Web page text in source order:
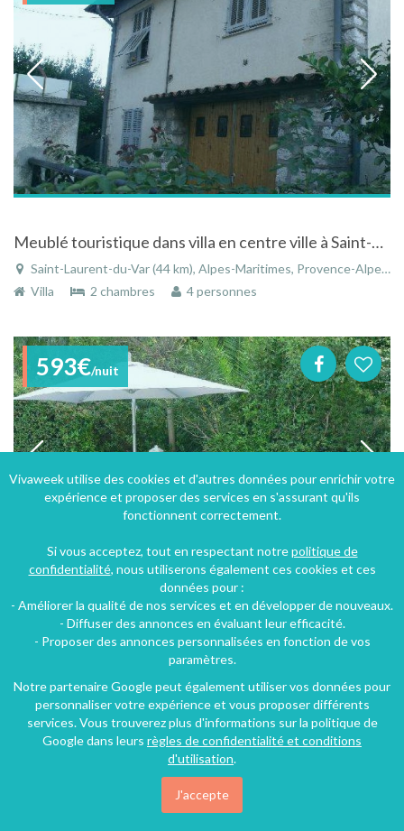
Meublé touristique dans villa en centre ville à Saint-Laurent-du-Var
Saint-Laurent-du-Var (44 km), Alpes-Maritimes, Provence-Alpes-Côte d'Azur, France
Villa
2 chambres 4 personnes
593€/nuit
Menton (44 km), Alpes-Maritimes, Provence-Alpes-Côte d'Azur, France
378€
Vivaweek utilise des cookies et d'autres données pour enrichir votre
expérience et proposer des services en s'assurant qu'ils
fonctionnent correctement.
Si vous acceptez, tout en respectant notrepolitique de
confidentialité, nous utiliserons également ces cookies et ces
données pour :
- Améliorer la qualité de nos services et en développer de nouveaux.
- Diffuser des annonces en évaluant leur efficacité.
- Proposer des annonces personnalisées en fonction de vos
paramètres.
Notre partenaire Google peut également utiliser vos données pour
personnaliser votre expérience et vous proposer différents
services. Vous trouverez plus d'informations sur la politique de
Google dans leurs règles de confidentialité et conditions
d'utilisation.
J'accepte